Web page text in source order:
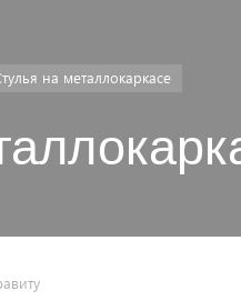
на металлокаркасе